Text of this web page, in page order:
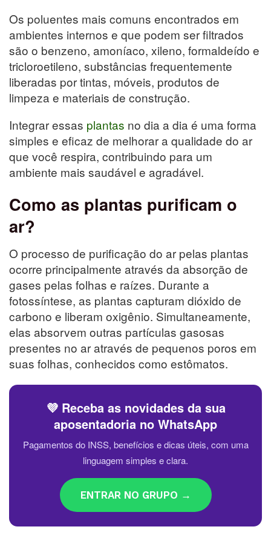
Os poluentes mais comuns encontrados em
ambientes internos e que podem ser filtrados
são o benzeno, amoníaco, xileno, formaldeído e
tricloroetileno, substâncias frequentemente
liberadas por tintas, móveis, produtos de
limpeza e materiais de construção.
Integrar essas plantas no dia a dia é uma forma
simples e eficaz de melhorar a qualidade do ar
que você respira, contribuindo para um
ambiente mais saudável e agradável.
Como as plantas purificam o
ar?
O processo de purificação do ar pelas plantas
ocorre principalmente através da absorção de
gases pelas folhas e raízes. Durante a
fotossíntese, as plantas capturam dióxido de
carbono e liberam oxigênio. Simultaneamente,
elas absorvem outras partículas gasosas
presentes no ar através de pequenos poros em
suas folhas, conhecidos como estômatos.
💜 Receba as novidades da sua
aposentadoria no WhatsApp
Pagamentos do INSS, benefícios e dicas úteis, com uma
linguagem simples e clara.
ENTRAR NO GRUPO →